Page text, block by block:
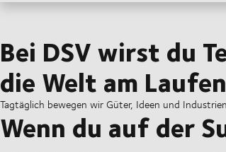
Bei DSV wirst du
die Welt am
Tagtäglich bewegen wir Güter, Ideen und
Wenn du auf der